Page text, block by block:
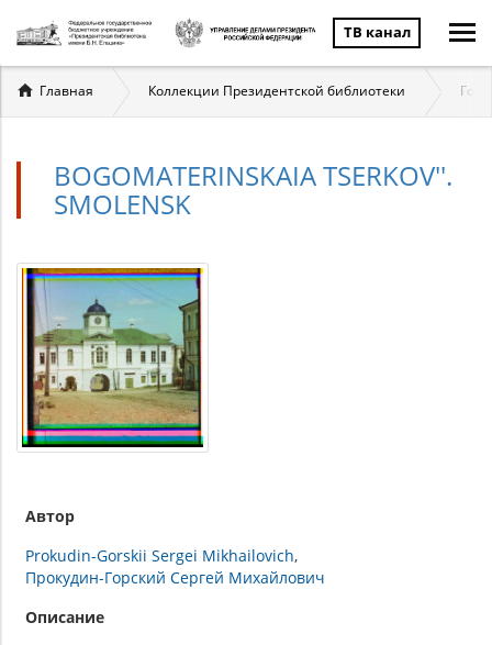
ТВ канал
Вы
здесь
Главная Коллекции Президентской библиотеки
BOGOMATERINSKAIA TSERKOV''.
SMOLENSK
Автор
Prokudin-Gorskii Sergei Mikhailovich
Прокудин-Горский Сергей Михайлович
Описание